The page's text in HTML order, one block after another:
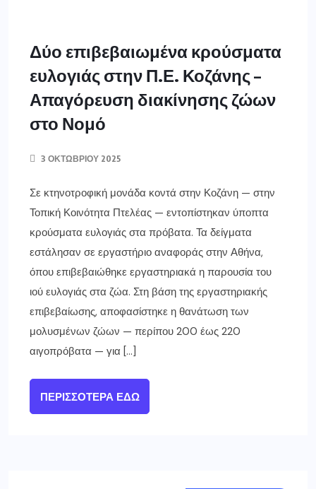
Δύο επιβεβαιωμένα κρούσματα
ευλογιάς στην Π.Ε. Κοζάνης –
Απαγόρευση διακίνησης ζώων
στο Νομό
3 ΟΚΤΩΒΡΊΟΥ 2025
Σε κτηνοτροφική μονάδα κοντά στην Κοζάνη — στην
Τοπική Κοινότητα Πτελέας — εντοπίστηκαν ύποπτα
κρούσματα ευλογιάς στα πρόβατα. Τα δείγματα
εστάλησαν σε εργαστήριο αναφοράς στην Αθήνα,
όπου επιβεβαιώθηκε εργαστηριακά η παρουσία του
ιού ευλογιάς στα ζώα. Στη βάση της εργαστηριακής
επιβεβαίωσης, αποφασίστηκε η θανάτωση των
μολυσμένων ζώων — περίπου 200 έως 220
αιγοπρόβατα — για […]
ΠΕΡΙΣΣΌΤΕΡΑ ΕΔΏ